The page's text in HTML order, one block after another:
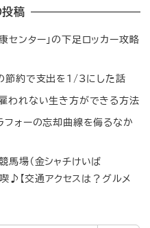
稿
センター」の下足ロッカー攻略
節約で支出を1/3にした話
われない生き方ができる方法
ォーの忘却曲線を侮るなか
馬場（金シャチけいば
♪【交通アクセスは？グルメ